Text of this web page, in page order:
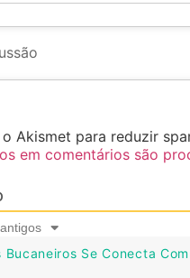
Akismet para reduzir
em comentários são
Bucaneiros Se Conecta